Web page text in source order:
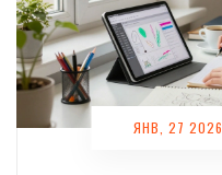
ЯНВ, 27 2026